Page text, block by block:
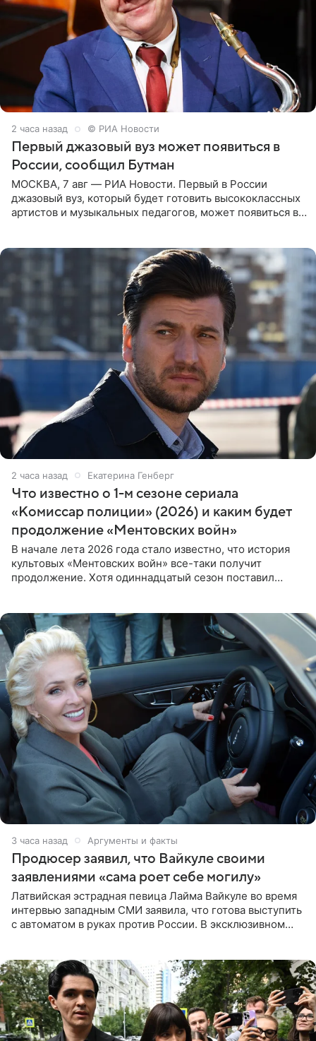
2 часа назад © РИА Новости
Первый джазовый вуз может появиться в
России, сообщил Бутман
МОСКВА, 7 авг — РИА Новости. Первый в России
джазовый вуз, который будет готовить высококлассных
артистов и музыкальных педагогов, может появиться в
2 часа назад Екатерина Генберг
Что известно о 1-м сезоне сериала
«Комиссар полиции» (2026) и каким будет
продолжение «Ментовских войн»
В начале лета 2026 года стало известно, что история
культовых «Ментовских войн» все-таки получит
продолжение. Хотя одиннадцатый сезон поставил
3 часа назад Аргументы и факты
Продюсер заявил, что Вайкуле своими
заявлениями «сама роет себе могилу»
Латвийская эстрадная певица Лайма Вайкуле во время
интервью западным СМИ заявила, что готова выступить
с автоматом в руках против России. В эксклюзивном